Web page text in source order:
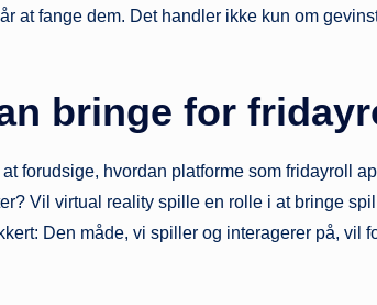
at fange dem. Det handler ikke kun om
bringe for
forudsige, hvordan platforme som fridayroll
Vil virtual reality spille en rolle i at bringe
Den måde, vi spiller og interagerer på, vil